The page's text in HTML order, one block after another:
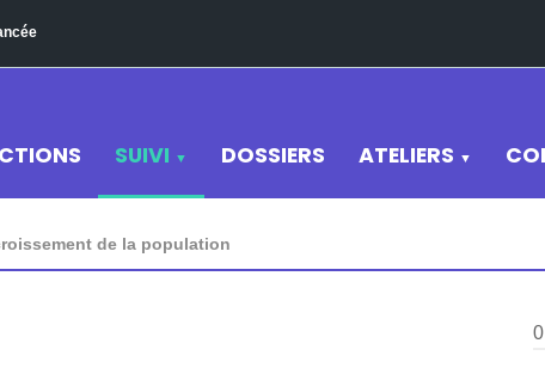
SUIVI ▼ DOSSIERS ATELIERS ▼
de la population
0